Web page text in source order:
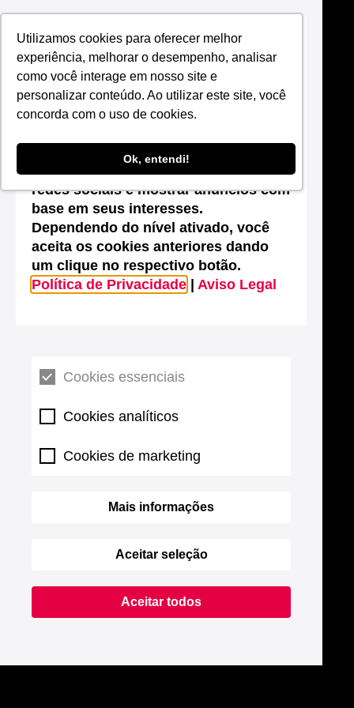
Utilizamos cookies para oferecer melhor
experiência, melhorar o desempenho, analisar
como você interage em nosso site e
personalizar conteúdo. Ao utilizar este site, você
concorda com o uso de cookies.
Ok, entendi!
Suas configurações de cookies neste
site
Este site utiliza cookies que são
essenciais para melhorar o
estatísticas, possibilitar o
compartilhamento de conteúdos nas
redes sociais e mostrar anúncios com
base em seus interesses.
Dependendo do nível ativado, você
aceita os cookies anteriores dando
um clique no respectivo botão.
Política de Privacidade
Aviso Legal
Cookies essenciais
Cookies analíticos
Cookies de marketing
Mais informações
Aceitar seleção
Aceitar todos